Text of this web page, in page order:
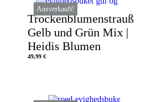
Ausverkauft!
Trockenblumenstrauß
Gelb und Grün Mix |
Heidis Blumen
49,99 €